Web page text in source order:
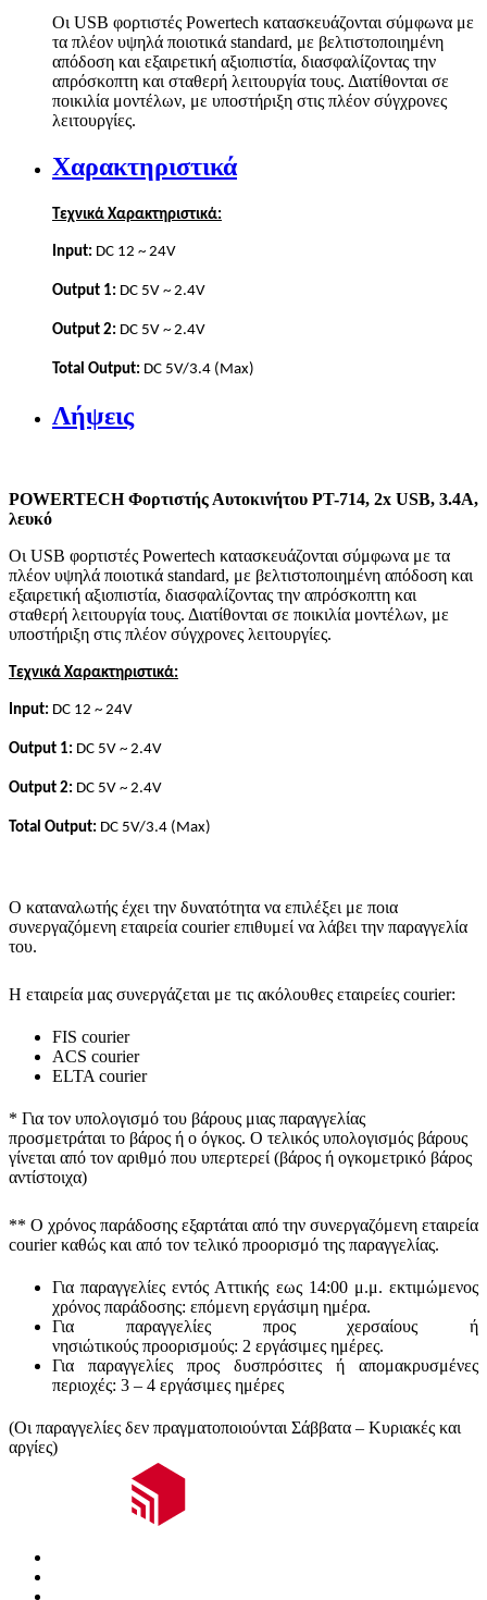
Οι USB φορτιστές Powertech κατασκευάζονται σύμφωνα με
τα πλέον υψηλά ποιοτικά standard, με βελτιστοποιημένη
απόδοση και εξαιρετική αξιοπιστία, διασφαλίζοντας την
απρόσκοπτη και σταθερή λειτουργία τους. Διατίθονται σε
ποικιλία μοντέλων, με υποστήριξη στις πλέον σύγχρονες
λειτουργίες.
Χαρακτηριστικά
Τεχνικά Χαρακτηριστικά:
Input: DC 12 ~ 24V
Output 1: DC 5V ~ 2.4V
Output 2: DC 5V ~ 2.4V
Total Output: DC 5V/3.4 (Max)
Λήψεις
POWERTECH Φορτιστής Αυτοκινήτου PT-714, 2x USB, 3.4A,
λευκό
Οι USB φορτιστές Powertech κατασκευάζονται σύμφωνα με τα
πλέον υψηλά ποιοτικά standard, με βελτιστοποιημένη απόδοση και
εξαιρετική αξιοπιστία, διασφαλίζοντας την απρόσκοπτη και
σταθερή λειτουργία τους. Διατίθονται σε ποικιλία μοντέλων, με
υποστήριξη στις πλέον σύγχρονες λειτουργίες.
Τεχνικά Χαρακτηριστικά:
Input: DC 12 ~ 24V
Output 1: DC 5V ~ 2.4V
Output 2: DC 5V ~ 2.4V
Total Output: DC 5V/3.4 (Max)
Ο καταναλωτής έχει την δυνατότητα να επιλέξει με ποια
συνεργαζόμενη εταιρεία courier επιθυμεί να λάβει την παραγγελία
του.
Η εταιρεία μας συνεργάζεται με τις ακόλουθες εταιρείες courier:
FIS courier
ACS courier
ELTA courier
* Για τον υπολογισμό του βάρους μιας παραγγελίας
προσμετράται το βάρος ή ο όγκος. Ο τελικός υπολογισμός βάρους
γίνεται από τον αριθμό που υπερτερεί (βάρος ή ογκομετρικό βάρος
αντίστοιχα)
** Ο χρόνος παράδοσης εξαρτάται από την συνεργαζόμενη εταιρεία
courier καθώς και από τον τελικό προορισμό της παραγγελίας.
Για παραγγελίες εντός Αττικής εως 14:00 μ.μ. εκτιμώμενος
χρόνος παράδοσης: επόμενη εργάσιμη ημέρα.
Για παραγγελίες προς χερσαίους ή
νησιώτικούς προορισμούς: 2 εργάσιμες ημέρες.
Για παραγγελίες προς δυσπρόσιτες ή απομακρυσμένες
περιοχές: 3 – 4 εργάσιμες ημέρες
(Οι παραγγελίες δεν πραγματοποιούνται Σάββατα – Κυριακές και
αργίες)